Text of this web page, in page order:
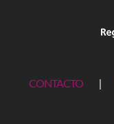
CONTACTO